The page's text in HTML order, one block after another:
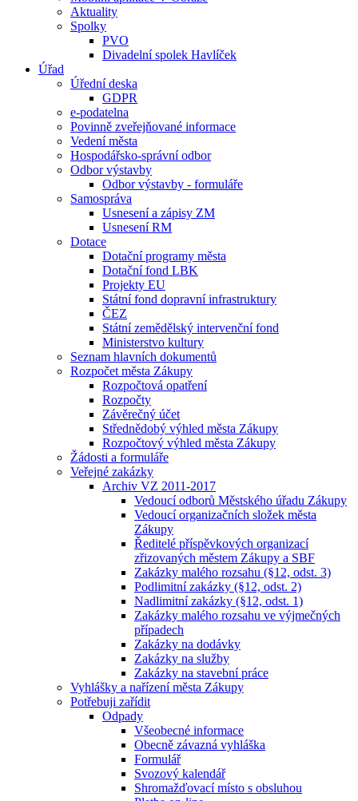
Aktuality
Spolky
PVO
Divadelní spolek Havlíček
Úřad
Úřední deska
GDPR
e-podatelna
Povinně zveřejňované informace
Vedení města
Hospodářsko-správní odbor
Odbor výstavby
Odbor výstavby - formuláře
Samospráva
Usnesení a zápisy ZM
Usnesení RM
Dotace
Dotační programy města
Dotační fond LBK
Projekty EU
Státní fond dopravní infrastruktury
ČEZ
Státní zemědělský intervenční fond
Ministerstvo kultury
Seznam hlavních dokumentů
Rozpočet města Zákupy
Rozpočtová opatření
Rozpočty
Závěrečný účet
Střednědobý výhled města Zákupy
Rozpočtový výhled města Zákupy
Žádosti a formuláře
Veřejné zakázky
Archiv VZ 2011-2017
Vedoucí odborů Městského úřadu Zákupy
Vedoucí organizačních složek města
Zákupy
Ředitelé příspěvkových organizací
zřizovaných městem Zákupy a SBF
Zakázky malého rozsahu (§12, odst. 3)
Podlimitní zakázky (§12, odst. 2)
Nadlimitní zakázky (§12, odst. 1)
Zakázky malého rozsahu ve výjmečných
případech
Zakázky na dodávky
Zakázky na služby
Zakázky na stavební práce
Vyhlášky a nařízení města Zákupy
Potřebuji zařídit
Odpady
Všeobecné informace
Obecně závazná vyhláška
Formulář
Svozový kalendář
Shromažďovací místo s obsluhou